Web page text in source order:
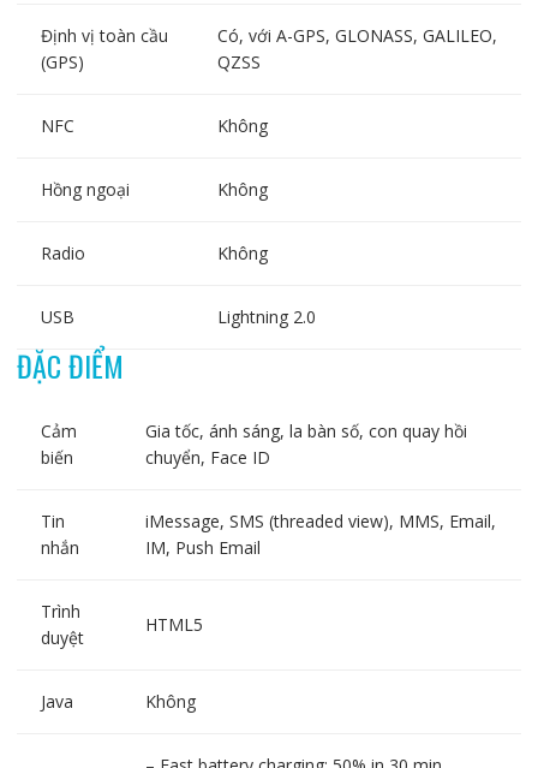
Định vị toàn cầu
(GPS)
Có, với A-GPS, GLONASS, GALILEO,
QZSS
NFC Không
Hồng ngoại Không
Radio Không
USB Lightning 2.0
ĐẶC ĐIỂM
Cảm
biến
Gia tốc, ánh sáng, la bàn số, con quay hồi
chuyển, Face ID
Tin
nhắn
iMessage, SMS (threaded view), MMS, Email,
IM, Push Email
Trình
duyệt
HTML5
Java Không